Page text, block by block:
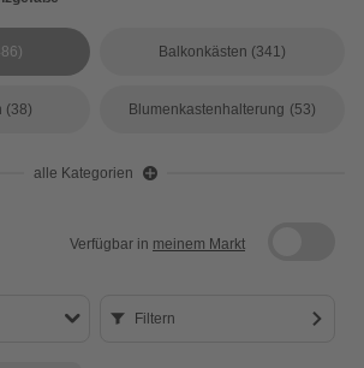
Balkonkästen (341)
(38) Blumenkastenhalterung (53)
alle Kategorien
Verfügbar in meinem Markt
Filtern